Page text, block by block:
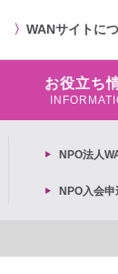
〉 WANサイトに
お役⽴ち
NPO法⼈
NPO入会申